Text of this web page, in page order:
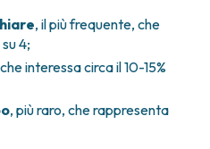
CURE PALLIATIVE
, il più frequente, che
4;
interessa circa il 10-15%
, più raro, che rappresenta